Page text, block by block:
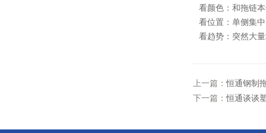
看颜色 ：和拖链
看位置 ：单侧集
看趋势 ：突然大
上一篇：恒通钢制
下一篇：恒通谈谈